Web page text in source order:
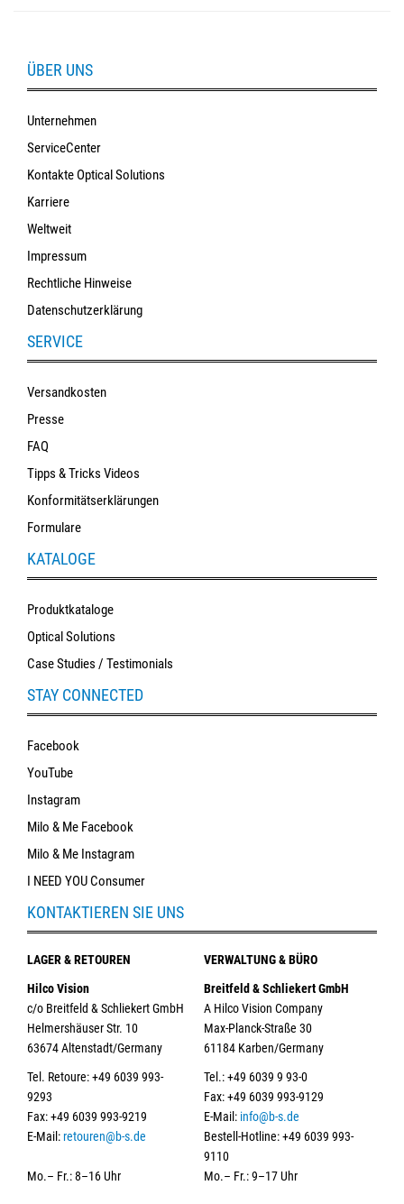
ÜBER UNS
Unternehmen
ServiceCenter
Kontakte Optical Solutions
Karriere
Weltweit
Impressum
Rechtliche Hinweise
Datenschutzerklärung
SERVICE
Versandkosten
Presse
FAQ
Tipps & Tricks Videos
Konformitätserklärungen
Formulare
KATALOGE
Produktkataloge
Optical Solutions
Case Studies / Testimonials
STAY CONNECTED
Facebook
YouTube
Instagram
Milo & Me Facebook
Milo & Me Instagram
I NEED YOU Consumer
KONTAKTIEREN SIE UNS
LAGER & RETOUREN
Hilco Vision
c/o Breitfeld & Schliekert GmbH
Helmershäuser Str. 10
63674 Altenstadt/Germany
Tel. Retoure: +49 6039 993-
9293
Fax: +49 6039 993-9219
E-Mail:retouren@b-s.de
Mo.– Fr.: 8–16 Uhr
VERWALTUNG & BÜRO
Breitfeld & Schliekert GmbH
A Hilco Vision Company
Max-Planck-Straße 30
61184 Karben/Germany
Tel.: +49 6039 9 93-0
Fax: +49 6039 993-9129
E-Mail: info@b-s.de
Bestell-Hotline: +49 6039 993-
9110
Mo.– Fr.: 9–17 Uhr